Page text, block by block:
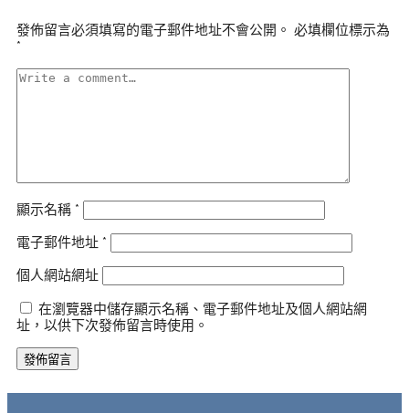
發佈留言必須填寫的電子郵件地址不會公開。 必填欄位標示為
*
顯示名稱 *
電子郵件地址 *
個人網站網址
在瀏覽器中儲存顯示名稱、電子郵件地址及個人網站網
址，以供下次發佈留言時使用。